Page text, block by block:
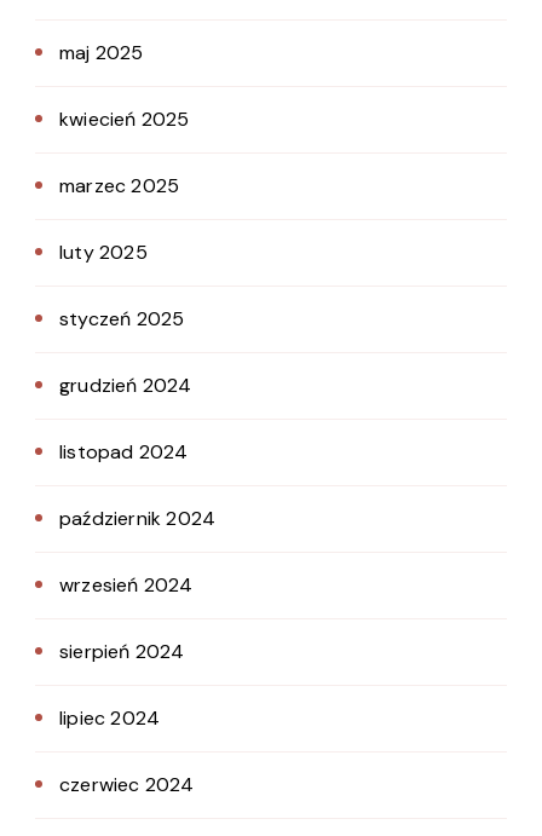
maj 2025
kwiecień 2025
marzec 2025
luty 2025
styczeń 2025
grudzień 2024
listopad 2024
październik 2024
wrzesień 2024
sierpień 2024
lipiec 2024
czerwiec 2024